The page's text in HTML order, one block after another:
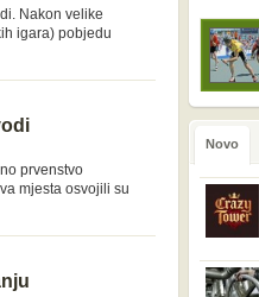
Nakon velike
igara) pobjedu
prvenstvo
mjesta osvojili su
Novo